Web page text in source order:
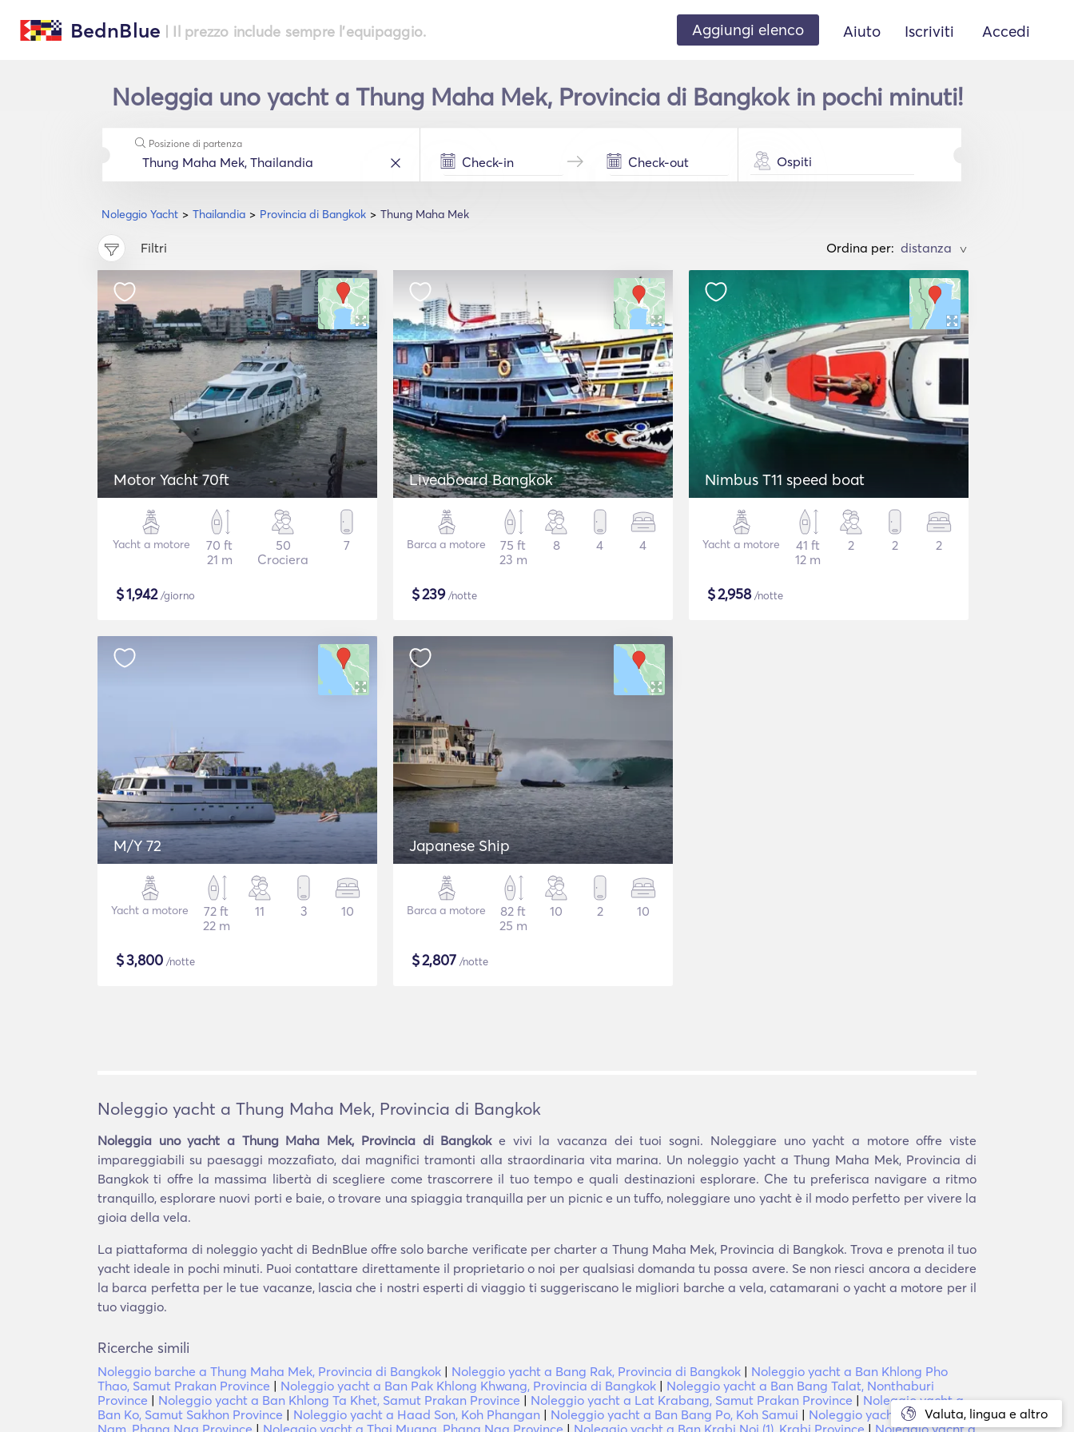
BednBlue | Il prezzo include sempre l'equipaggio. Aggiungi elenco Aiuto Iscriviti Accedi
Noleggia uno yacht a Thung Maha Mek, Provincia di Bangkok in pochi minuti!
Noleggio Yacht Thailandia Provincia di Bangkok Thung Maha Mek
Posizione di partenza
Ospiti
Filtri Ordina per: >
Motor Yacht 70ft
Yacht a motore
70 ft
21 m
50
Crociera
7
$1,942/giorno
Liveaboard Bangkok
Barca a motore
75 ft
23 m
8 4 4
$239/notte
Nimbus T11 speed boat
Yacht a motore
41 ft
12 m
2 2 2
$2,958/notte
M/Y 72
Yacht a motore
72 ft
22 m
11 3 10
$3,800 /notte
Japanese Ship
Barca a motore
82 ft
25 m
10 2 10
$2,807 /notte
Valuta, lingua e altro
Noleggio yacht a Thung Maha Mek, Provincia di Bangkok
Noleggia uno yacht a Thung Maha Mek, Provincia di Bangkoke vivi la vacanza dei tuoi sogni. Noleggiare uno yacht a motore offre viste
impareggiabili su paesaggi mozzafiato, dai magnifici tramonti alla straordinaria vita marina. Un noleggio yacht a Thung Maha Mek, Provincia di
Bangkok ti offre la massima libertà di scegliere come trascorrere il tuo tempo e quali destinazioni esplorare. Che tu preferisca navigare a ritmo
tranquillo, esplorare nuovi porti e baie, o trovare una spiaggia tranquilla per un picnic e un tuffo, noleggiare uno yacht è il modo perfetto per vivere la
gioia della vela.
La piattaforma di noleggio yacht di BednBlue offre solo barche verificate per charter a Thung Maha Mek, Provincia di Bangkok. Trova e prenota il tuo
yacht ideale in pochi minuti. Puoi contattare direttamente il proprietario o noi per qualsiasi domanda tu possa avere. Se non riesci ancora a decidere
la barca perfetta per le tue vacanze, lascia che i nostri esperti di viaggio ti suggeriscano le migliori barche a vela, catamarani o yacht a motore per il
tuo viaggio.
Ricerche simili
Noleggio barche a Thung Maha Mek, Provincia di Bangkok | Noleggio yacht a Bang Rak, Provincia di Bangkok | Noleggio yacht a Ban Khlong Pho
Thao, Samut Prakan Province | Noleggio yacht a Ban Pak Khlong Khwang, Provincia di Bangkok | Noleggio yacht a Ban Bang Talat, Nonthaburi
Province | Noleggio yacht a Ban Khlong Ta Khet, Samut Prakan Province | Noleggio yacht a Lat Krabang, Samut Prakan Province | Noleggio yacht a
Ban Ko, Samut Sakhon Province | Noleggio yacht a Haad Son, Koh Phangan | Noleggio yacht a Ban Bang Po, Koh Samui | Noleggio yacht a Ban Chao
Nam, Phang Nga Province | Noleggio yacht a Thai Muang, Phang Nga Province | Noleggio yacht a Ban Krabi Noi (1), Krabi Province | Noleggio yacht a